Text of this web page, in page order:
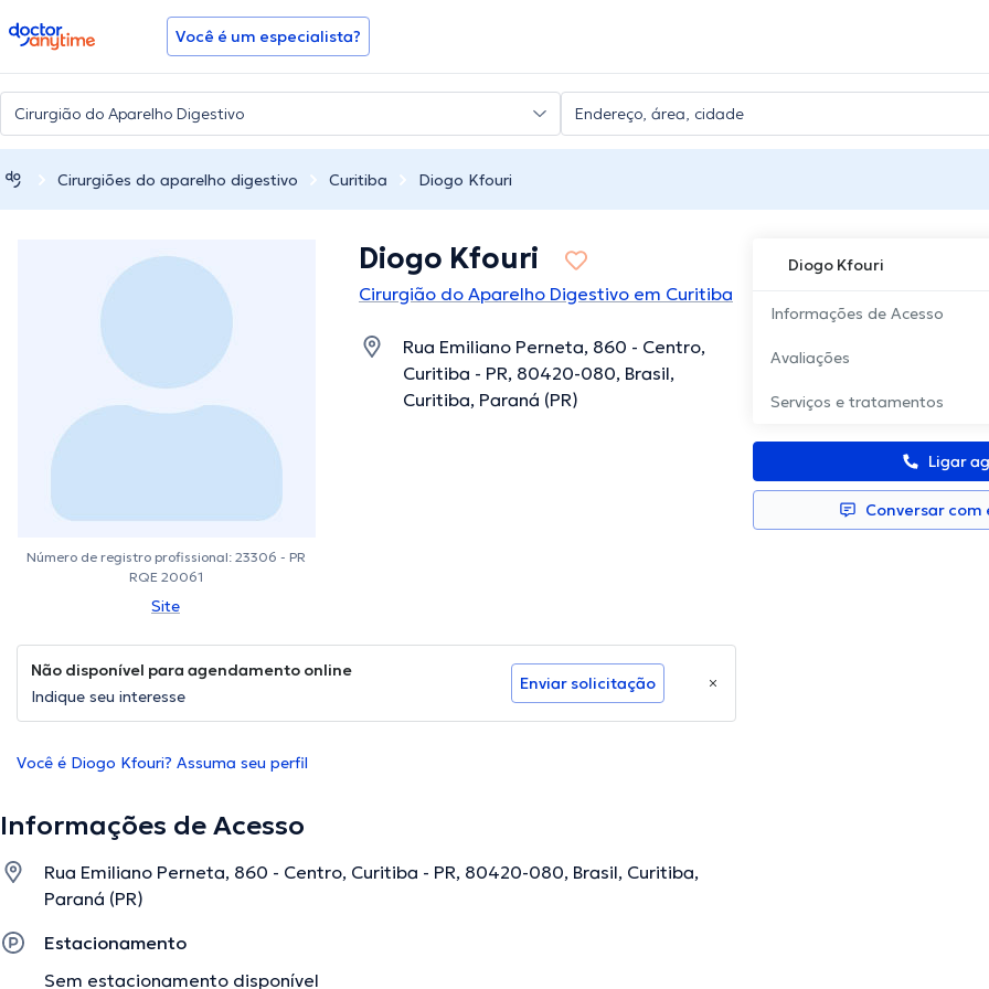
doctoranytime Você é um especialista?
Cirurgiões do aparelho digestivo Curitiba Diogo Kfouri
Diogo Kfouri
Informações de Acesso
Avaliações
Serviços e tratamentos
Ligar
Conversar com
Número de registro profissional: 23306 - PR
RQE 20061
Site
Diogo Kfouri
Cirurgião do Aparelho Digestivo em Curitiba
Rua Emiliano Perneta, 860 - Centro,
Curitiba - PR, 80420-080, Brasil,
Curitiba, Paraná (PR)
Não disponível para agendamento online
Indique seu interesse
Enviar solicitação
Você é Diogo Kfouri? Assuma seu perfil
Informações de Acesso
Rua Emiliano Perneta, 860 - Centro, Curitiba - PR, 80420-080, Brasil, Curitiba,
Paraná (PR)
Estacionamento
Sem estacionamento disponível